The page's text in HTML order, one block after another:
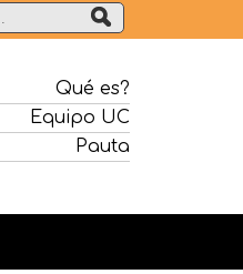
Qué es?
Equipo UC
Pauta